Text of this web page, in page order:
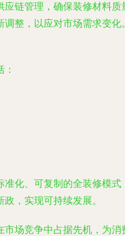
链管理，确保装修材料
整，以应对市场需求变化。
化、可复制的全装修模
，实现可持续发展。
场竞争中占据先机，为消